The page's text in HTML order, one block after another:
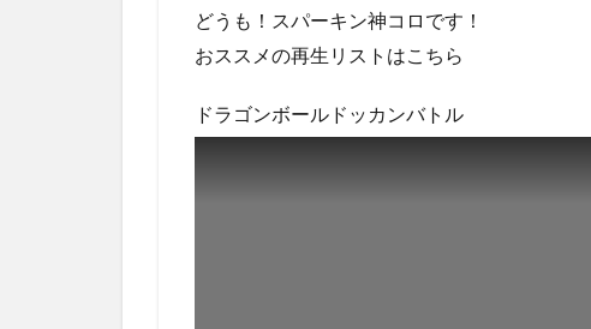
どうも！スパーキン神コロです！
おススメの再生リストはこちら
ドラゴンボールドッカンバトル